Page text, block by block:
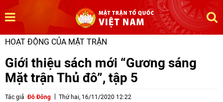
HOẠT ĐỘNG CỦA MẶT TRẬN
Giới thiệu sách mới “Gương sáng
Mặt trận Thủ đô”, tập 5
Tác giả Đỗ Đông Thứ hai, 16/11/2020 12:22